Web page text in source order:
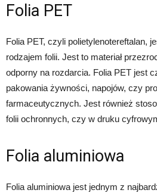
Folia PET
Folia PET, czyli polietylenotereftalan,
rodzajem folii. Jest to materiał
odporny na rozdarcia. Folia PET jest
pakowania żywności, napojów, czy
farmaceutycznych. Jest również
folii ochronnych, czy w druku
Folia aluminiowa
Folia aluminiowa jest jednym z